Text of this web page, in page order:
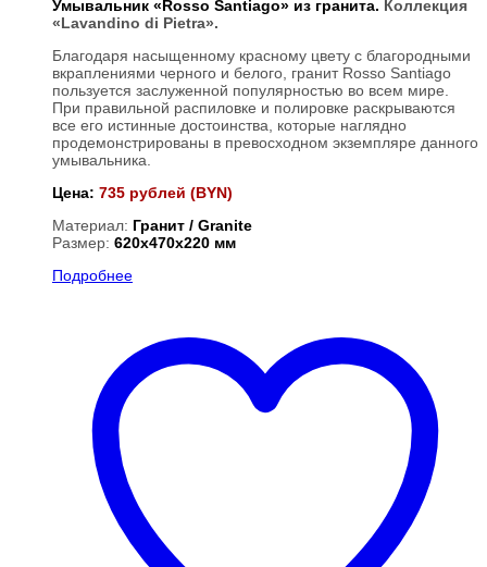
Умывальник «Rosso Santiago» из гранита. Коллекция
«Lavandino di Pietra».
Благодаря насыщенному красному цвету с благородными
вкраплениями черного и белого, гранит Rosso Santiago
пользуется заслуженной популярностью во всем мире.
При правильной распиловке и полировке раскрываются
все его истинные достоинства, которые наглядно
продемонстрированы в превосходном экземпляре данного
умывальника.
Цена: 735 рублей (BYN)
Материал: Гранит / Granite
Размер: 620х470х220 мм
Подробнее